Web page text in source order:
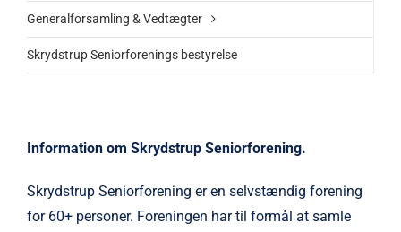
Information om Skrydstrup Seniorforening.
Skrydstrup Seniorforening er en selvstændig forening
for 60+ personer. Foreningen har til formål at samle
Generalforsamling & Vedtægter
Skrydstrup Seniorforenings bestyrelse